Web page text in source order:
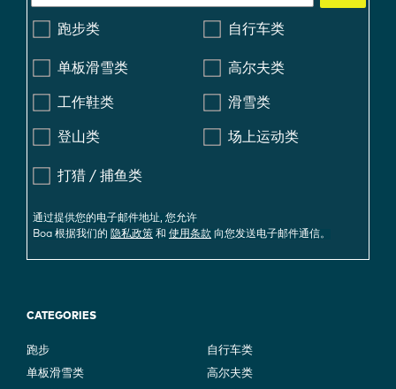
跑步类 自行车类
单板滑雪类 高尔夫类
工作鞋类 滑雪类
登山类 场上运动类
打猎 / 捕鱼类
通过提供您的电子邮件地址, 您允许
Boa 根据我们的 隐私政策 和 使用条款 向您发送电子邮件通信。
CATEGORIES
跑步
自行车类
单板滑雪类
高尔夫类